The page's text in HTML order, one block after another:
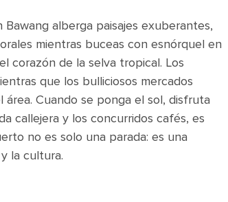
alberga paisajes exuberantes,
mientras buceas con esnórquel en
corazón de la selva tropical. Los
que los bulliciosos mercados
Cuando se ponga el sol, disfruta
callejera y los concurridos cafés, es
no es solo una parada: es una
la cultura.